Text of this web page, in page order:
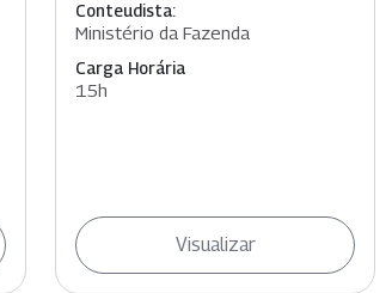
Conteudista:
Ministério da Fazenda
Carga Horária
15h
Visualizar